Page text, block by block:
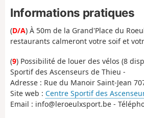
Informations pratiques
(D/A) À 50m de la Grand'Place du
restaurants calmeront votre soif et
(9) Possibilité de louer des vélos (8
Sportif des Ascenseurs de Thieu -
Adresse : Rue du Manoir Saint-Jean
Site web : Centre Sportif des
Email : info@leroeulxsport.be -